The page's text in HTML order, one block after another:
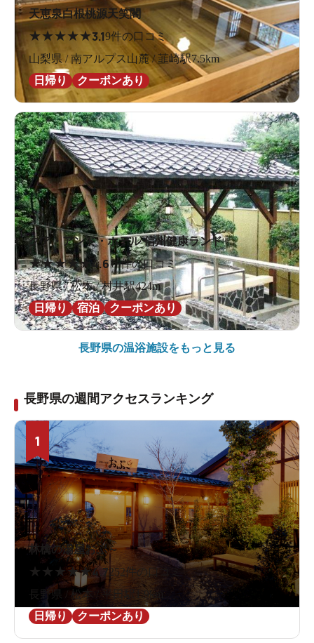
天恵泉白根桃源天笑閣
★★★★★3.19件の口コミ
山梨県 / 南アルプス山麓 / 韮崎駅7.5km
日帰り
クーポンあり
クア・アンド・ホテル 信州健康ランド
★★★★★4.616件の口コミ
長野県 / 松本 / 村井駅424m
日帰り
宿泊 クーポンあり
長野県の温浴施設をもっと見る
長野県の週間アクセスランキング
1
林檎の湯屋おぶ～
★ ★ ★★★4.7252件の口コミ
長野県 / 松本 / 平田駅1.9km
日帰り
クーポンあり